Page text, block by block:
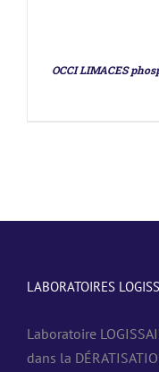
OCCI LIMACES
LABORATOIRES
Laboratoire
dans la